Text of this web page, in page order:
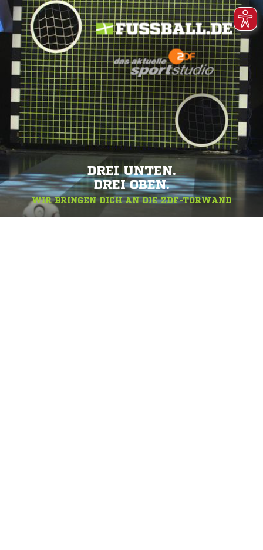
DREI UNTEN.
DREI OBEN.
WIR BRINGEN DICH AN DIE ZDF-TORWAND